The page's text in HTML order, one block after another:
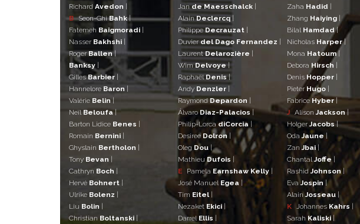
Richard Avedon
B Seon-GhiBahk|
Fatemeh Baigmoradi
Nasser Bakhshi
RogerBallen|
Banksy
GillesBarbier
Hannelore Baron
Valérie Belin
Neïl Beloufa|
Barton Lidice Benes
Romain Bernini
Ghyslain Bertholon
Tony Bevan
Cathryn Boch
Hervé Bohnert
Ulrike Bolenz
Liu Bolin
ChristianBoltanski
Jande Maesschalck
AlainDeclercq|
PhilippeDecrauzat
Duvierdel Dago Fernandez
LaurentDelarozière
WimDelvoye|
RaphaëlDenis|
Andy Denzler
RaymondDepardon
ÁlvaroDiaz-Palacios
Philip-LorcadiCorcia
Desiree Dolron
Oleg Dou
MathieuDufois
E
Pamela Earnshaw Kelly
José Manuel Egea
Tim Eitel
Nezaket Ekici
DarrelEllis
Zaha Hadid
Zhang Haiying
Bilal Hamdad|
Nicholas Harper|
Mona Hatoum|
Debora Hirsch
Denis Hopper
Pieter Hugo
Fabrice Hyber|
J AlisonJackson|
HolgerJacobs|
OdaJaune
ZanJbai |
ChantalJoffe
RashidJohnson|
EvaJospin |
AlainJosseau
K Johannes Kahrs
Sarah Kaliski